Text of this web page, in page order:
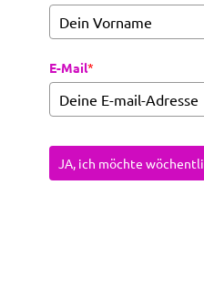
E-Mail*
JA, ich möchte